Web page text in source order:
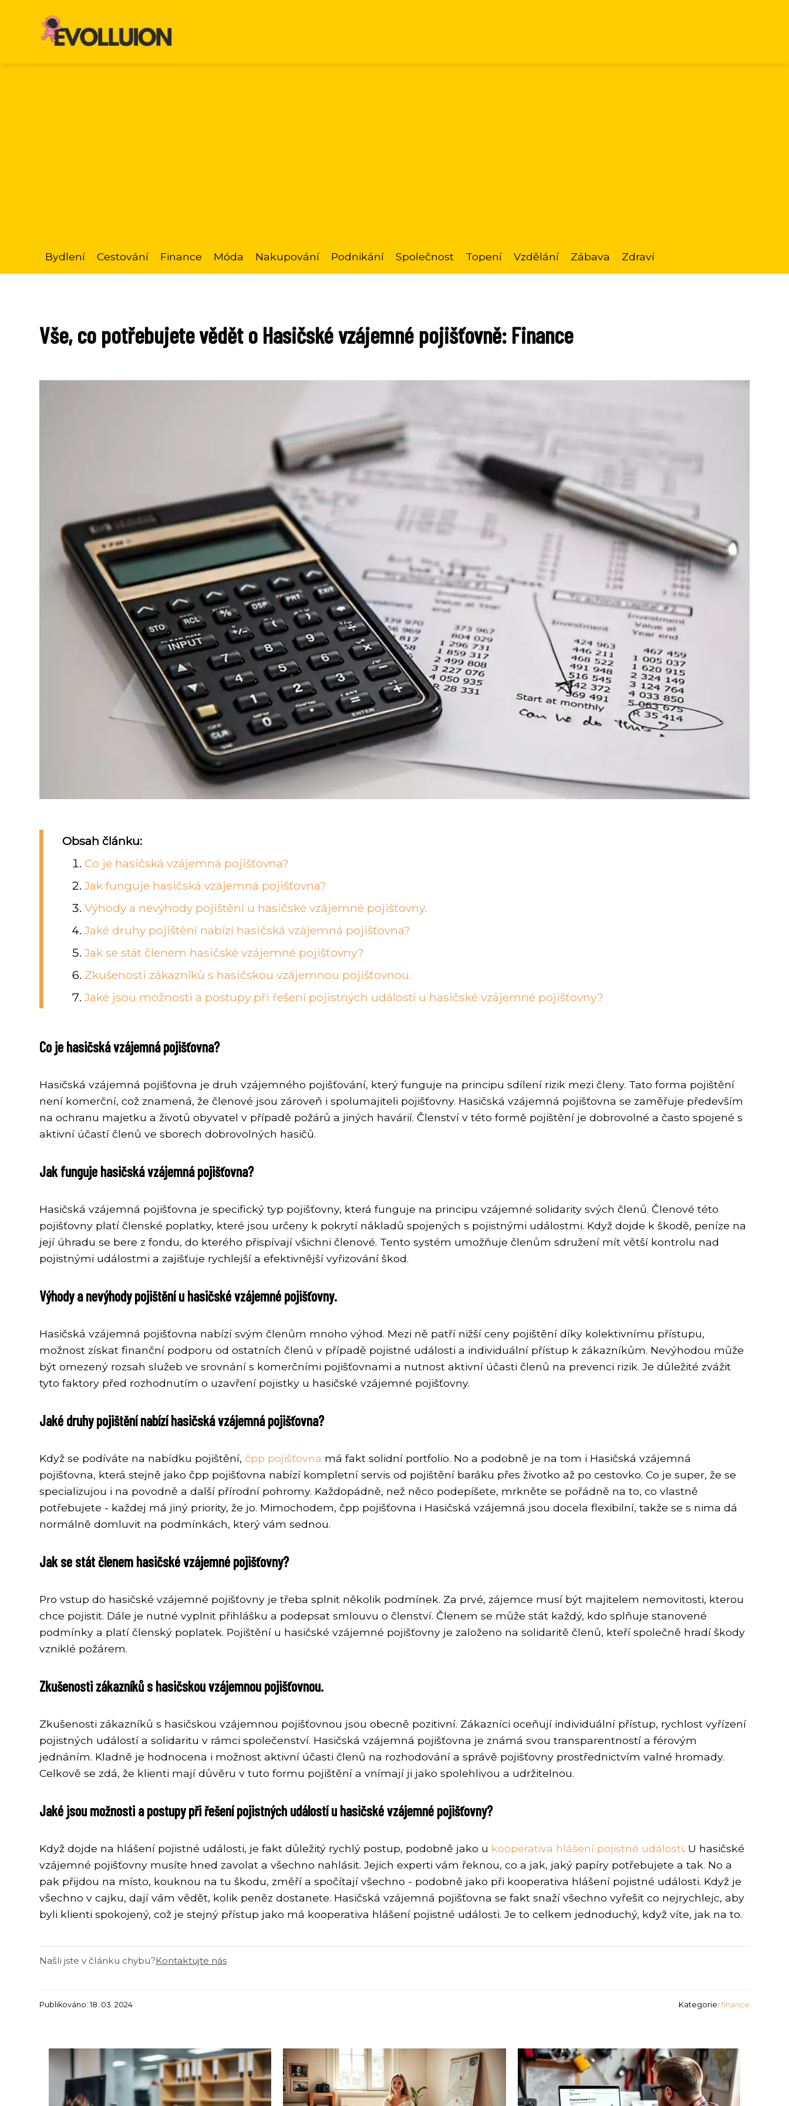
Bydlení Cestování Finance Móda Nakupování Podnikání Společnost Topení Vzdělání Zábava Zdraví
Vše, co potřebujete vědět o Hasičské vzájemné pojišťovně: Finance
Obsah článku:
Co je hasičská vzájemná pojišťovna?
Jak funguje hasičská vzájemná pojišťovna?
Výhody a nevýhody pojištění u hasičské vzájemné pojišťovny.
Jaké druhy pojištění nabízí hasičská vzájemná pojišťovna?
Jak se stát členem hasičské vzájemné pojišťovny?
Zkušenosti zákazníků s hasičskou vzájemnou pojišťovnou.
Jaké jsou možnosti a postupy při řešení pojistných událostí u hasičské vzájemné pojišťovny?
Co je hasičská vzájemná pojišťovna?
Hasičská vzájemná pojišťovna je druh vzájemného pojišťování, který funguje na principu sdílení rizik mezi členy. Tato forma pojištění
není komerční, což znamená, že členové jsou zároveň i spolumajiteli pojišťovny. Hasičská vzájemná pojišťovna se zaměřuje především
na ochranu majetku a životů obyvatel v případě požárů a jiných havárií. Členství v této formě pojištění je dobrovolné a často spojené s
aktivní účastí členů ve sborech dobrovolných hasičů.
Jak funguje hasičská vzájemná pojišťovna?
Hasičská vzájemná pojišťovna je specifický typ pojišťovny, která funguje na principu vzájemné solidarity svých členů. Členové této
pojišťovny platí členské poplatky, které jsou určeny k pokrytí nákladů spojených s pojistnými událostmi. Když dojde k škodě, peníze na
její úhradu se bere z fondu, do kterého přispívají všichni členové. Tento systém umožňuje členům sdružení mít větší kontrolu nad
pojistnými událostmi a zajišťuje rychlejší a efektivnější vyřizování škod.
Výhody a nevýhody pojištění u hasičské vzájemné pojišťovny.
Hasičská vzájemná pojišťovna nabízí svým členům mnoho výhod. Mezi ně patří nižší ceny pojištění díky kolektivnímu přístupu,
možnost získat finanční podporu od ostatních členů v případě pojistné události a individuální přístup k zákazníkům. Nevýhodou může
být omezený rozsah služeb ve srovnání s komerčními pojišťovnami a nutnost aktivní účasti členů na prevenci rizik. Je důležité zvážit
tyto faktory před rozhodnutím o uzavření pojistky u hasičské vzájemné pojišťovny.
Jaké druhy pojištění nabízí hasičská vzájemná pojišťovna?
Když se podíváte na nabídku pojištění, čpp pojišťovna má fakt solidní portfolio. No a podobně je na tom i Hasičská vzájemná
pojišťovna, která stejně jako čpp pojišťovna nabízí kompletní servis od pojištění baráku přes životko až po cestovko. Co je super, že se
specializujou i na povodně a další přírodní pohromy. Každopádně, než něco podepíšete, mrkněte se pořádně na to, co vlastně
potřebujete - každej má jiný priority, že jo. Mimochodem, čpp pojišťovna i Hasičská vzájemná jsou docela flexibilní, takže se s nima dá
normálně domluvit na podmínkách, který vám sednou.
Jak se stát členem hasičské vzájemné pojišťovny?
Pro vstup do hasičské vzájemné pojišťovny je třeba splnit několik podmínek. Za prvé, zájemce musí být majitelem nemovitosti, kterou
chce pojistit. Dále je nutné vyplnit přihlášku a podepsat smlouvu o členství. Členem se může stát každý, kdo splňuje stanovené
podmínky a platí členský poplatek. Pojištění u hasičské vzájemné pojišťovny je založeno na solidaritě členů, kteří společně hradí škody
vzniklé požárem.
Zkušenosti zákazníků s hasičskou vzájemnou pojišťovnou.
Zkušenosti zákazníků s hasičskou vzájemnou pojišťovnou jsou obecně pozitivní. Zákazníci oceňují individuální přístup, rychlost vyřízení
pojistných událostí a solidaritu v rámci společenství. Hasičská vzájemná pojišťovna je známá svou transparentností a férovým
jednáním. Kladně je hodnocena i možnost aktivní účasti členů na rozhodování a správě pojišťovny prostřednictvím valné hromady.
Celkově se zdá, že klienti mají důvěru v tuto formu pojištění a vnímají ji jako spolehlivou a udržitelnou.
Jaké jsou možnosti a postupy při řešení pojistných událostí u hasičské vzájemné pojišťovny?
Když dojde na hlášení pojistné události, je fakt důležitý rychlý postup, podobně jako u kooperativa hlášení pojistné události. U hasičské
vzájemné pojišťovny musíte hned zavolat a všechno nahlásit. Jejich experti vám řeknou, co a jak, jaký papíry potřebujete a tak. No a
pak přijdou na místo, kouknou na tu škodu, změří a spočítají všechno - podobně jako při kooperativa hlášení pojistné události. Když je
všechno v cajku, dají vám vědět, kolik peněz dostanete. Hasičská vzájemná pojišťovna se fakt snaží všechno vyřešit co nejrychlejc, aby
byli klienti spokojený, což je stejný přístup jako má kooperativa hlášení pojistné události. Je to celkem jednoduchý, když víte, jak na to.
Našli jste v článku chybu?Kontaktujte nás
Publikováno: 18. 03. 2024 Kategorie: finance